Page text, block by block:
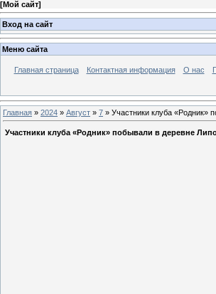
[Мой сайт]
Вход на сайт
Меню сайта
Главная страница Контактная информация О нас
Главная » 2024 » Август » 7 » Участники клуба «Родник»
Участники клуба «Родник» побывали в деревне